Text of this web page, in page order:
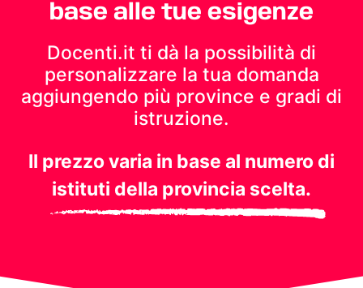
base alle tue esigenze
Docenti.it ti dà la possibilità di
personalizzare la tua domanda
aggiungendo più province e gradi di
istruzione.
Il prezzo varia in base al numero di
istituti della provincia scelta.